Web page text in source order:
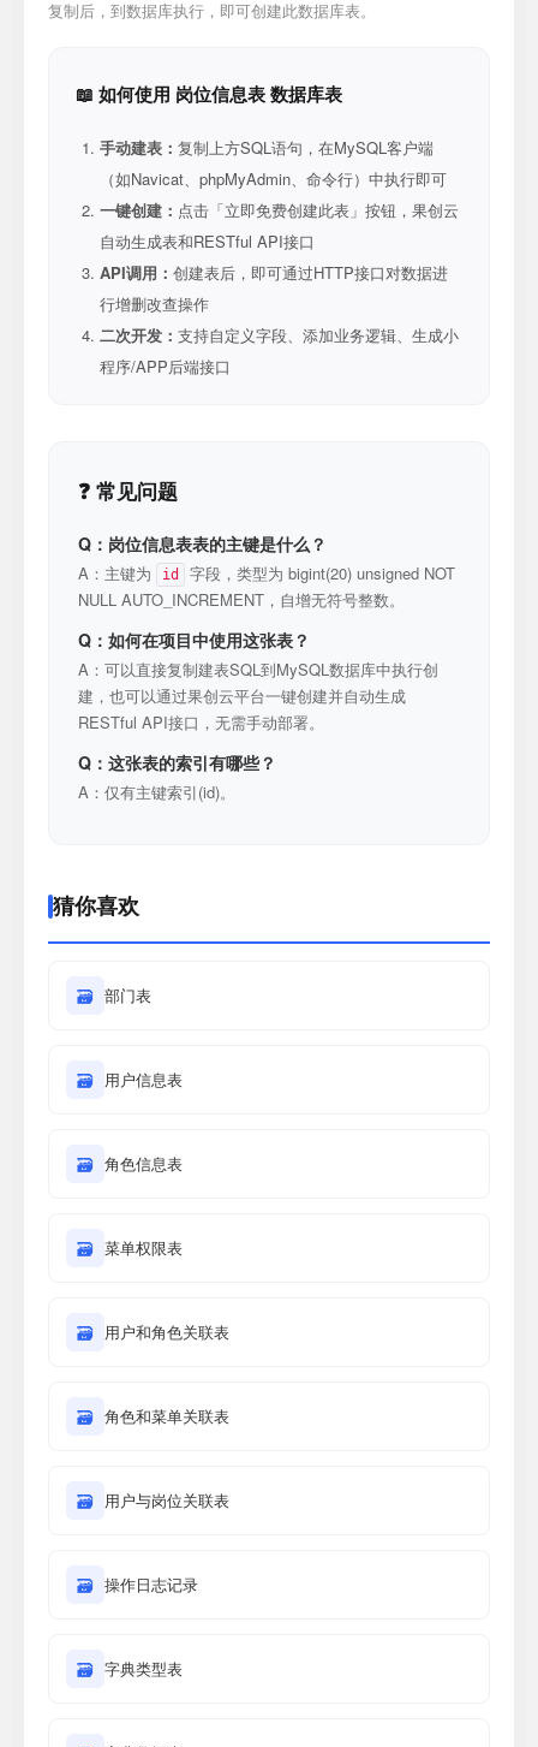
复制后，到数据库执行，即可创建此数据库表。
📖 如何使用 岗位信息表 数据库表
手动建表： 复制上方SQL语句，在MySQL客户端
（如Navicat、phpMyAdmin、命令行）中执行即可
一键创建： 点击「立即免费创建此表」按钮，果创云
自动生成表和RESTful API接口
API调用： 创建表后，即可通过HTTP接口对数据进
行增删改查操作
二次开发： 支持自定义字段、添加业务逻辑、生成小
程序/APP后端接口
❓ 常见问题
Q：岗位信息表表的主键是什么？
A：主键为 id
字段，类型为 bigint(20) unsigned NOT
NULL AUTO_INCREMENT，自增无符号整数。
Q：如何在项目中使用这张表？
A：可以直接复制建表SQL到MySQL数据库中执行创
建，也可以通过果创云平台一键创建并自动生成
RESTful API接口，无需手动部署。
Q：这张表的索引有哪些？
A：仅有主键索引(id)。
猜你喜欢
🗃 部门表
🗃 用户信息表
🗃 角色信息表
🗃 菜单权限表
🗃 用户和角色关联表
🗃 角色和菜单关联表
🗃 用户与岗位关联表
🗃 操作日志记录
🗃 字典类型表